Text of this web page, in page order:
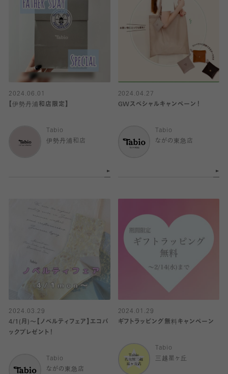
2024.06.01
【伊勢丹浦和店限定】
Tabio
伊勢丹浦和店
2024.04.27
GWスペシャルキャンペーン！
Tabio
ながの東急店
2024.03.29
4/1(月)〜【ノベルティフェア】エコバ
ックプレゼント！
Tabio
ながの東急店
2024.01.29
ギフトラッピング無料キャンペーン
Tabio
三越星ヶ丘